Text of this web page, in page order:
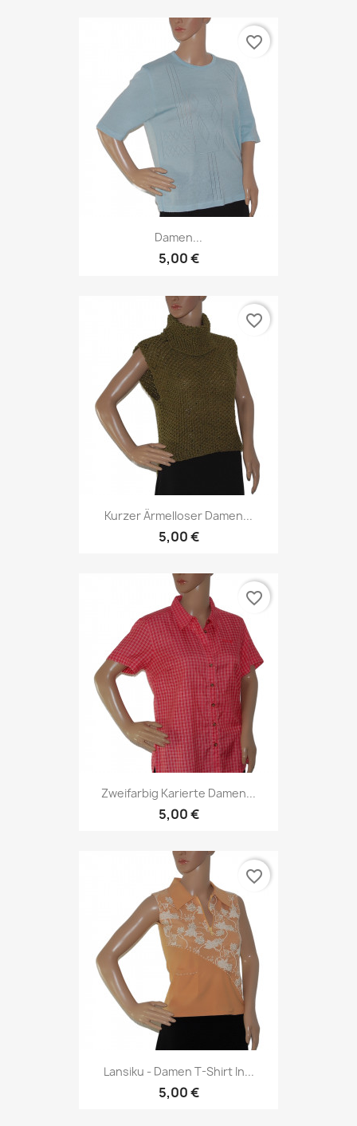
Damen...
5,00 €
favorite_border
Kurzer Ärmelloser Damen...
5,00 €
favorite_border
Zweifarbig Karierte Damen...
5,00 €
favorite_border
Lansiku - Damen T-Shirt In...
5,00 €
favorite_border